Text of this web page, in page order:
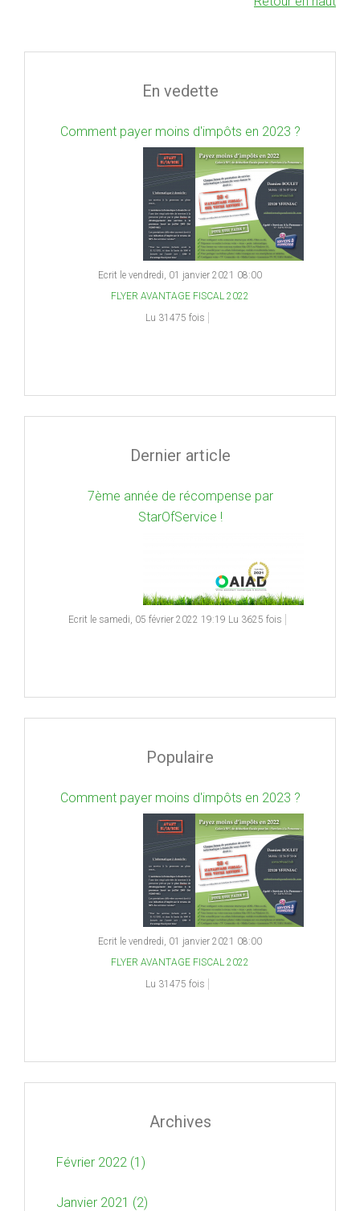
En vedette
Comment payer moins d'impôts en 2023 ?
Ecrit le vendredi, 01 janvier 2021 08:00
FLYER AVANTAGE FISCAL 2022
Lu 31475 fois
Dernier article
7ème année de récompense par
StarOfService !
Ecrit le samedi, 05 février 2022 19:19 Lu 3625 fois
Populaire
Comment payer moins d'impôts en 2023 ?
Ecrit le vendredi, 01 janvier 2021 08:00
FLYER AVANTAGE FISCAL 2022
Lu 31475 fois
Archives
Février 2022 (1)
Janvier 2021 (2)